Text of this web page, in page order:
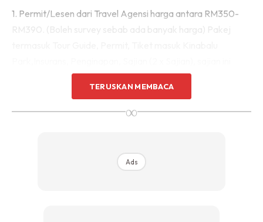
1. Permit/Lesen dari Travel Agensi harga antara RM350-
RM390. (Boleh survey sebab ada banyak harga) Pakej
disediakan oleh pihak hotel di Laban Rata.
2. Sepanjang mendaki setiap 1 KM ada pondok untuk
TERUSKAN MEMBACA
∞
Ads